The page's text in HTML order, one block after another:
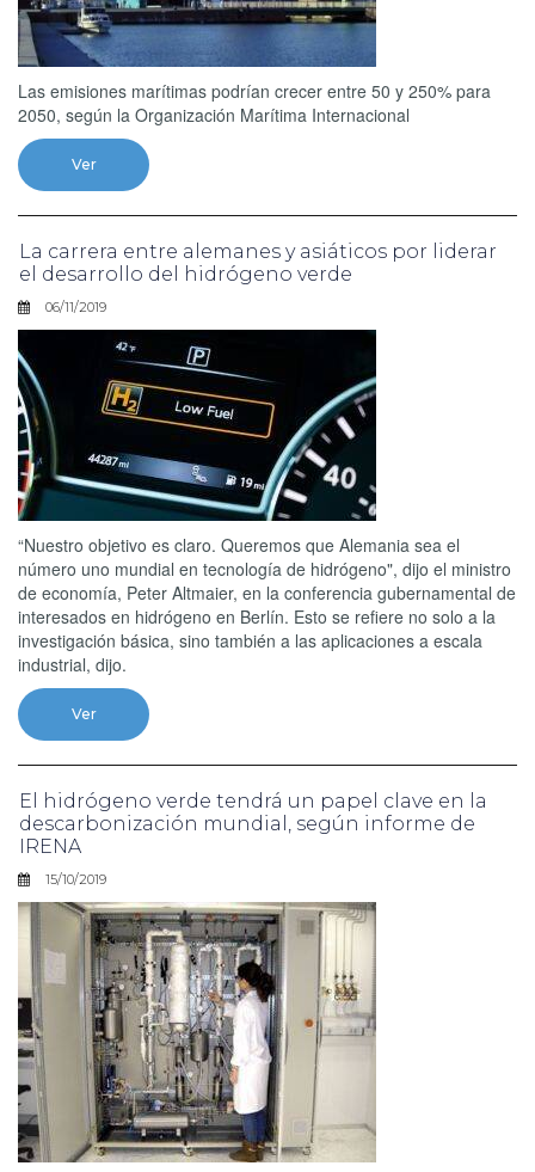
Las emisiones marítimas podrían crecer entre 50 y 250% para
2050, según la Organización Marítima Internacional
Ver
La carrera entre alemanes y asiáticos por liderar
el desarrollo del hidrógeno verde
06/11/2019
“Nuestro objetivo es claro. Queremos que Alemania sea el
número uno mundial en tecnología de hidrógeno", dijo el ministro
de economía, Peter Altmaier, en la conferencia gubernamental de
interesados en hidrógeno en Berlín. Esto se refiere no solo a la
investigación básica, sino también a las aplicaciones a escala
industrial, dijo.
Ver
El hidrógeno verde tendrá un papel clave en la
descarbonización mundial, según informe de
IRENA
15/10/2019